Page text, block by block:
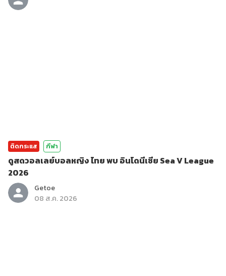
ติดกระแส กีฬา
ดูสดวอลเลย์บอลหญิง ไทย พบ อินโดนีเซีย Sea V League
2026
Getoe
08 ส.ค. 2026